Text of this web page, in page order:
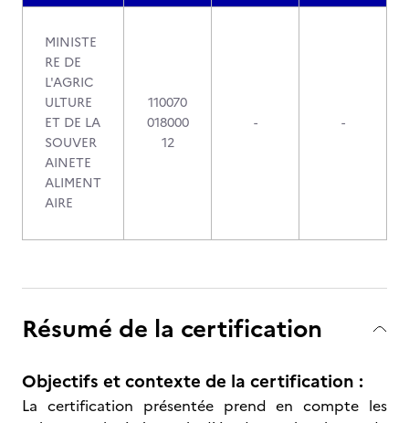
MINISTE
RE DE
L'AGRIC
ULTURE
ET DE LA
SOUVER
AINETE
ALIMENT
AIRE
110070
018000
12
- -
Résumé de la certification
Objectifs et contexte de la certification :
La certification présentée prend en compte les